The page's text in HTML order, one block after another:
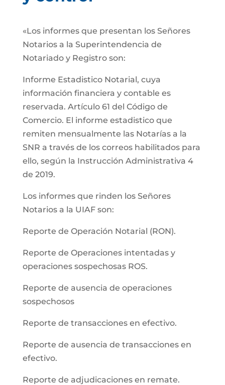
«Los informes que presentan los Señores
Notarios a la Superintendencia de
Notariado y Registro son:
Informe Estadistico Notarial, cuya
información financiera y contable es
reservada. Artículo 61 del Código de
Comercio. El informe estadistico que
remiten mensualmente las Notarías a la
SNR a través de los correos habilitados para
ello, según la Instrucción Administrativa 4
de 2019.
Los informes que rinden los Señores
Notarios a la UIAF son:
Reporte de Operación Notarial (RON).
Reporte de Operaciones intentadas y
operaciones sospechosas ROS.
Reporte de ausencia de operaciones
sospechosos
Reporte de transacciones en efectivo.
Reporte de ausencia de transacciones en
efectivo.
Reporte de adjudicaciones en remate.